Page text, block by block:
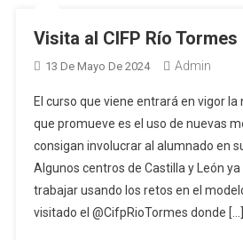
Visita al CIFP Río Tormes
13 De Mayo De 2024 Admin
El curso que viene entrará en vigor la
que promueve es el uso de nuevas
consigan involucrar al alumnado en
Algunos centros de Castilla y León
trabajar usando los retos en el
visitado el @CifpRioTormes donde […]